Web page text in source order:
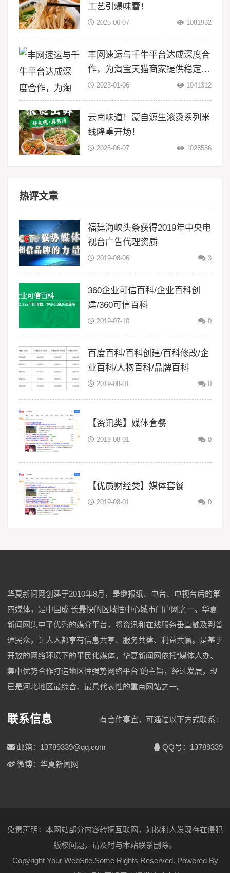
工艺引爆味蕾！
2025-06-07 1081932
丰网速运与千牛平台达成深度合
作，为淘宝天猫商家提供稳定物
流服务
2023-01-06 1041312
云南味道！蒙自源生滚烫系列米
线隆重开场！
2025-06-07 1028586
热评文章
福建海峡头条获得2019年中央电
视台广告代理资质
2019-08-06 3
360企业可信百科/企业百科创
建/360可信百科
2019-07-10 0
百度百科/百科创建/百科修改/企
业百科/人物百科/品牌百科
2019-08-01 0
【资讯类】媒体套餐
2019-08-01 0
【优质财经类】媒体套餐
2019-08-01 0
华夏新闻网创建于2010年8月，是继报纸、电台、电视台后的第
四媒体，是中国成 长最快的区域性中心城市门户网之一。华夏
新闻网集中了优秀的媒介平台，将资讯和在线服务垂直触及到普
通民众，让人人都享有信息共享、服务共建、利益共赢。是基于
开放的网络环境下的平民化媒体。华夏新闻网依托“媒体人办、
集中优势合作打造地区性强势网络平台”的主旨，经过发展，现
已是河北地区最综合、最具代表性的重点网站之一。
联系信息 有合作事宜，可通过以下方式联系：
邮箱：13789339@qq.com
QQ号：13789339
微博：华夏新闻网
免责声明：本网站部分内容转摘互联网，如权利人发现存在侵犯
版权问题，请及时与本站联系删除。
Copyright Your WebSite.Some Rights Reserved. Powered By